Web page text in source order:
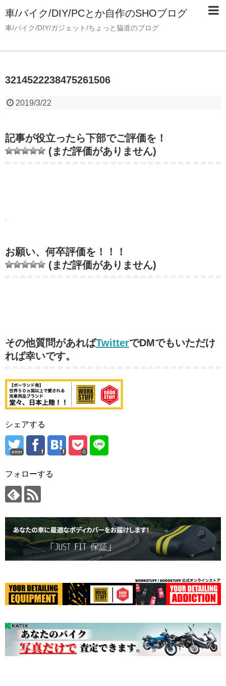
車/バイク/DIY/PCとか自作のSHOブログ
車/バイク/DIY/ガジェット/ちょっと脇道のブログ
3214522238475261506
2019/3/22
記事が役立ったら下部でご評価を！
(まだ評価がありません)
お願い、何卒評価を！！！
(まだ評価がありません)
その他質問があればTwitterでDMでもいただけ
れば幸いです。
シェアする
error 0
フォローする